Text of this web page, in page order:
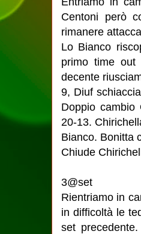
Centoni però
rimanere
Lo Bianco
primo time
decente
9, Diuf
Doppio
20-13.
Bianco. Bonitta
Chiude
3@set
Rientriamo in
in difficoltà le
set